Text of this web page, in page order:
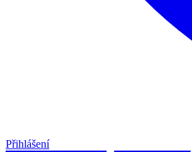
Přihlášení